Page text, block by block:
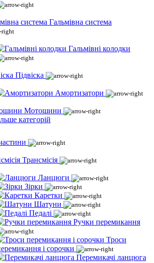
Гальмівна система
Гальмівні колодки
Підвіска
Амортизатори
Мотошини
категорій
Трансмісія
Ланцюги
Зірки
Каретки
Шатуни
Педалі
Ручки перемикання
Троси
і сорочки
Перемикачі ланцюга